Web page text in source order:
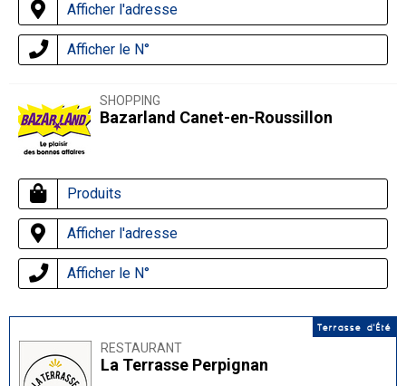
Afficher l'adresse
Afficher le N°
SHOPPING
Bazarland Canet-en-Roussillon
Produits
Afficher l'adresse
Afficher le N°
Terrasse d'Été
RESTAURANT
La Terrasse Perpignan